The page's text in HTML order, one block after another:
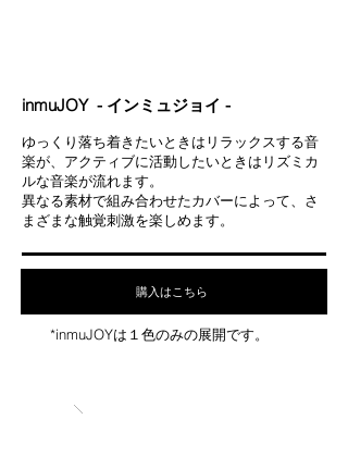
inmuJOY - インミュジョイ -
ゆっくり落ち着きたいときはリラックスする音
楽が、アクティブに活動したいときはリズミカ
ルな音楽が流れます。
異なる素材で組み合わせたカバーによって、さ
まざまな触覚刺激を楽しめます。
購入はこちら
*inmuJOYは１色のみの展開です。